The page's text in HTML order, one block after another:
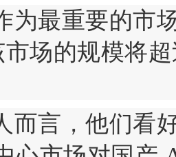
为最重要的市
市场的规模将
而言，他们看